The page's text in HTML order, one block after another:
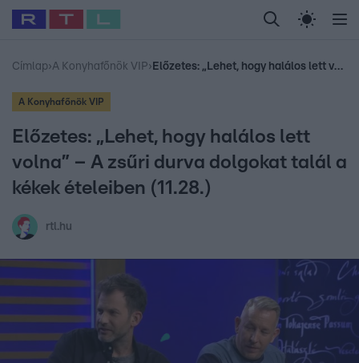
Legfrissebb RTL Híradó Randi Celeb vagyok,
Babits Marcella Most Wanted Gallusz
Címlap›A Konyhafőnök VIP› Előzetes: „Lehet, hogy halálos lett volna” – A zsűri durva dolgokat talál a kékek ételeiben (11.28.)
A Konyhafőnök VIP
Előzetes: „Lehet, hogy halálos lett
volna” – A zsűri durva dolgokat talál a
kékek ételeiben (11.28.)
rtl.hu